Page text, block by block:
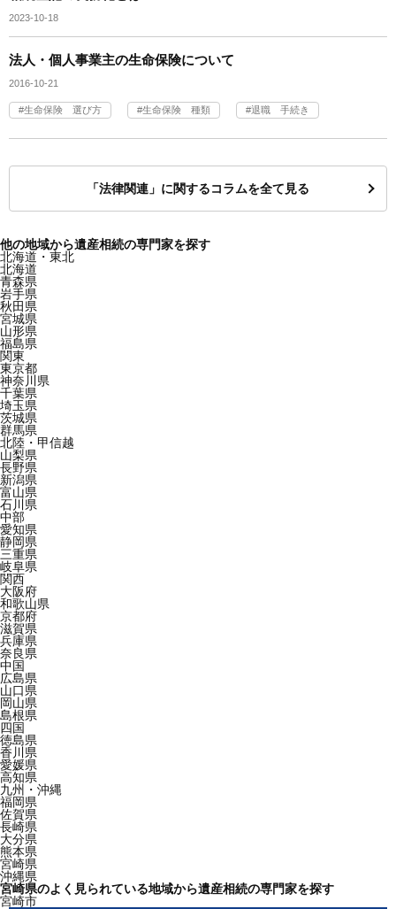
2023-10-18
法人・個人事業主の生命保険について
2016-10-21
生命保険 選び方 生命保険 種類 退職 手続き
「法律関連」に関するコラムを全て見る
他の地域から遺産相続の専門家を探す
北海道・東北
北海道
青森県
岩手県
秋田県
宮城県
山形県
福島県
関東
東京都
神奈川県
千葉県
埼玉県
茨城県
群馬県
北陸・甲信越
山梨県
長野県
新潟県
富山県
石川県
中部
愛知県
静岡県
三重県
岐阜県
関西
大阪府
和歌山県
京都府
滋賀県
兵庫県
奈良県
中国
広島県
山口県
岡山県
島根県
四国
徳島県
香川県
愛媛県
高知県
九州・沖縄
福岡県
佐賀県
長崎県
大分県
熊本県
宮崎県
沖縄県
宮崎県のよく見られている地域から遺産相続の専門家を探す
宮崎市